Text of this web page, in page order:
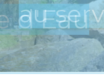
d'Eau